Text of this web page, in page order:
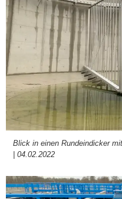
Blick in einen Rund­e­indi­cker
| 04.02.2022